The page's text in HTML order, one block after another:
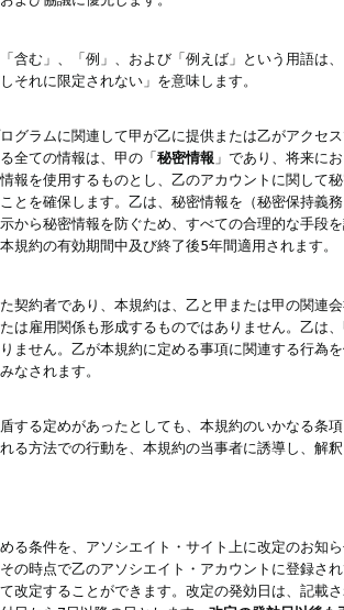
含む」、「例」、および「例えば」という用語は
それに限定されない」を意味します。
グラムに関連して甲が乙に提供または乙がアクセ
全ての情報は、甲の「秘密情報 」であり、将来に
報を使用するものとし、乙のアカウントに関して
とを確保します。乙は、秘密情報を（秘密保持義
から秘密情報を防ぐため、すべての合理的な手段
規約の有効期間中及び終了後5年間適用されます。
契約者であり、本規約は、乙と甲または甲の関連
は雇用関係も形成するものではありません。乙は
ません。乙が本規約に定める事項に関連する行為
なされます。
する定めがあったとしても、本規約のいかなる条
る方法での行動を、本規約の当事者に誘導し、解
る条件を、アソシエイト・サイト上に改定のお知
の時点で乙のアソシエイト・アカウントに登録さ
改定することができます。改定の発効日は、記載